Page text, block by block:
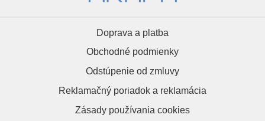
Doprava a platba
Obchodné podmienky
Odstúpenie od zmluvy
Reklamačný poriadok a reklamácia
Zásady používania cookies